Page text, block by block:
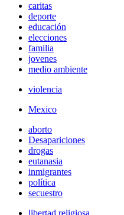
caritas
deporte
educación
elecciones
familia
jovenes
medio ambiente
violencia
Mexico
aborto
Desapariciones
drogas
eutanasia
inmigrantes
política
secuestro
libertad religiosa